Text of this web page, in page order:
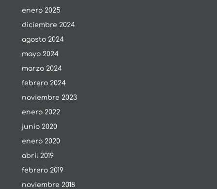
enero 2025
diciembre 2024
agosto 2024
mayo 2024
marzo 2024
febrero 2024
noviembre 2023
enero 2022
junio 2020
enero 2020
abril 2019
febrero 2019
noviembre 2018